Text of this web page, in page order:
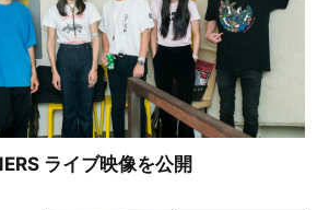
ライブ映像を公開